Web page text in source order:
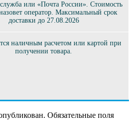
служба или «Почта России». Стоимость
оператор. Максимальный срок
доставки до 27.08.2026
наличным расчетом или картой при
получении товара.
Обязательные поля